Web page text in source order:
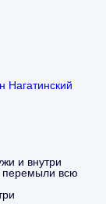
Нагатинский
и внутри
перемыли всю